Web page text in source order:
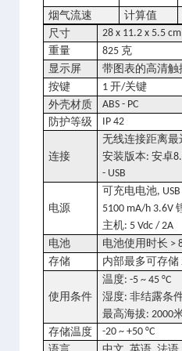
烟气流速
计算值
尺寸
28 x 11.2 x 5.5 cm
重量
825 克
显示屏
带图表的高清
按键
1开/关键
外壳材质
ABS - PC
防护等级
IP 42
连接
无线连接距离最
安装版本:安卓
- USB
电源
可充电电池, USB
5100 mA/h 3.6V
主机: 5 Vdc / 2A
电池
电池使用时长 >
存储
内部最多可存储
使用条件
温度: -5 ~ 45 °C
湿度:非结露条
最高海拔: 2000
存储温度
-20 ~ +50 °C